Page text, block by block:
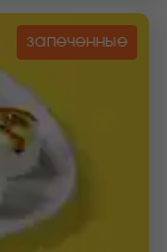
запеченные